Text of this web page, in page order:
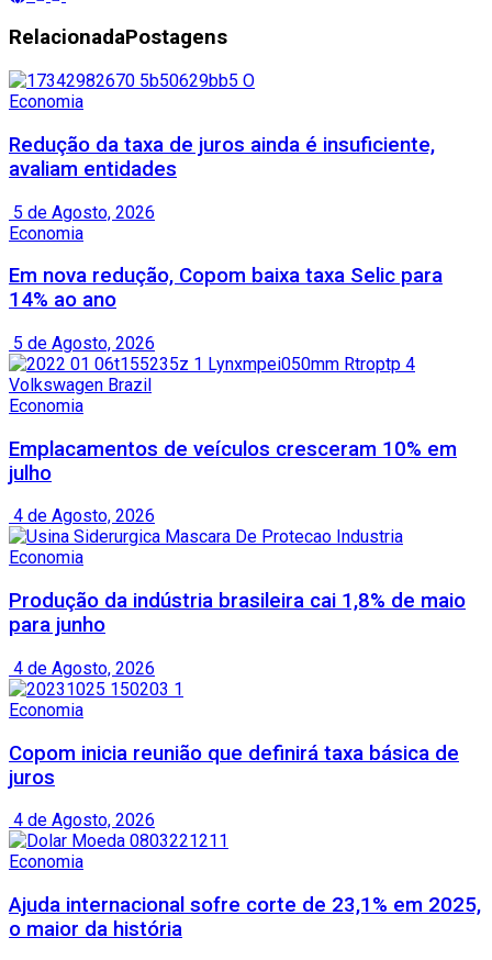
RelacionadaPostagens
Economia
Redução da taxa de juros ainda é insuficiente,
avaliam entidades
5 de Agosto, 2026
Economia
Em nova redução, Copom baixa taxa Selic para
14% ao ano
5 de Agosto, 2026
Economia
Emplacamentos de veículos cresceram 10% em
julho
4 de Agosto, 2026
Economia
Produção da indústria brasileira cai 1,8% de maio
para junho
4 de Agosto, 2026
Economia
Copom inicia reunião que definirá taxa básica de
juros
4 de Agosto, 2026
Economia
Ajuda internacional sofre corte de 23,1% em 2025,
o maior da história